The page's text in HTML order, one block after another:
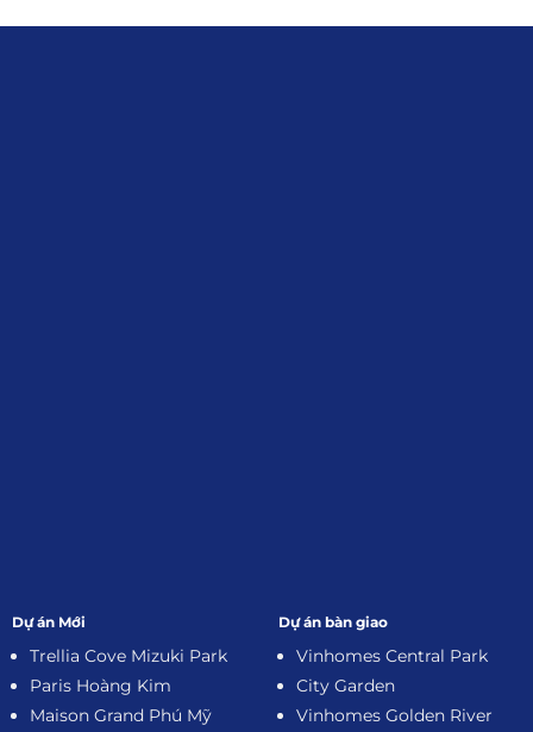
Dự án Mới
Trellia Cove Mizuki Park
Paris Hoàng Kim
Maison Grand Phú Mỹ
Dự án bàn giao
Vinhomes Central Park
City Garden
Vinhomes Golden River